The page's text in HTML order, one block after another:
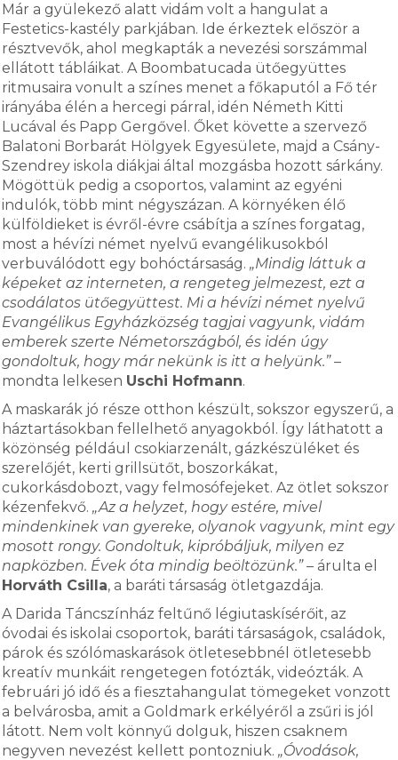
Már a gyülekező alatt vidám volt a hangulat a
Festetics-kastély parkjában. Ide érkeztek először a
résztvevők, ahol megkapták a nevezési sorszámmal
ellátott tábláikat. A Boombatucada ütőegyüttes
ritmusaira vonult a színes menet a főkaputól a Fő tér
irányába élén a hercegi párral, idén Németh Kitti
Lucával és Papp Gergővel. Őket követte a szervező
Balatoni Borbarát Hölgyek Egyesülete, majd a Csány-
Szendrey iskola diákjai által mozgásba hozott sárkány.
Mögöttük pedig a csoportos, valamint az egyéni
indulók, több mint négyszázan. A környéken élő
külföldieket is évről-évre csábítja a színes forgatag,
most a hévízi német nyelvű evangélikusokból
verbuválódott egy bohóctársaság.„Mindig láttuk a
képeket az interneten, a rengeteg jelmezest, ezt a
csodálatos ütőegyüttest. Mi a hévízi német nyelvű
Evangélikus Egyházközség tagjai vagyunk, vidám
emberek szerte Németországból, és idén úgy
gondoltuk, hogy már nekünk is itt a helyünk.”–
mondta lelkesen Uschi Hofmann.
A maskarák jó része otthon készült, sokszor egyszerű, a
háztartásokban fellelhető anyagokból. Így láthatott a
közönség például csokiarzenált, gázkészüléket és
szerelőjét, kerti grillsütőt, boszorkákat,
cukorkásdobozt, vagy felmosófejeket. Az ötlet sokszor
kézenfekvő.„Az a helyzet, hogy estére, mivel
mindenkinek van gyereke, olyanok vagyunk, mint egy
mosott rongy. Gondoltuk, kipróbáljuk, milyen ez
napközben. Évek óta mindig beöltözünk.”– árulta el
Horváth Csilla, a baráti társaság ötletgazdája.
A Darida Táncszínház feltűnő légiutaskísérőit, az
óvodai és iskolai csoportok, baráti társaságok, családok,
párok és szólómaskarások ötletesebbnél ötletesebb
kreatív munkáit rengetegen fotózták, videózták. A
februári jó idő és a fiesztahangulat tömegeket vonzott
a belvárosba, amit a Goldmark erkélyéről a zsűri is jól
látott. Nem volt könnyű dolguk, hiszen csaknem
negyven nevezést kellett pontozniuk.„Óvodások,